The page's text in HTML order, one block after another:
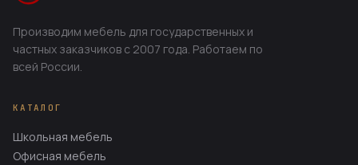
Производим мебель для государственных и
частных заказчиков с 2007 года. Работаем по
всей России.
КАТАЛОГ
Школьная мебель
Офисная мебель